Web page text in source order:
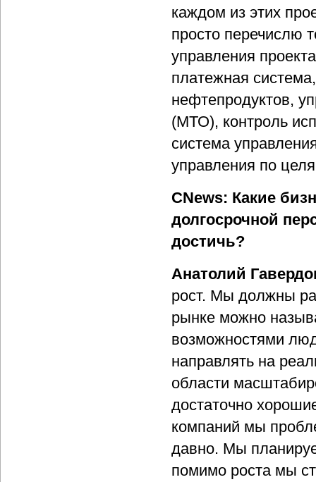
каждом из этих
просто перечислю
управления
платежная
нефтепродуктов,
(МТО), контроль
система
управления по
CNews: Какие
долгосрочной
достичь?
Анатолий
рост. Мы должны
рынке можно
возможностями
направлять на
области
достаточно
компаний мы
давно. Мы
помимо роста мы